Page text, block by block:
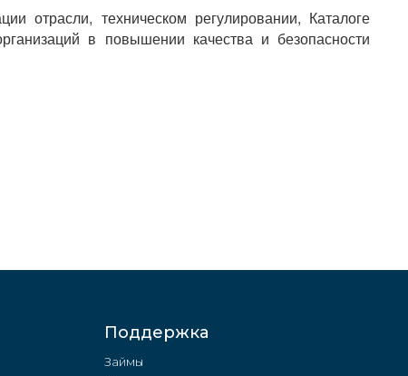
отрасли, техническом регулировании, Каталоге
в повышении качества и безопасности
Поддержка
Займы